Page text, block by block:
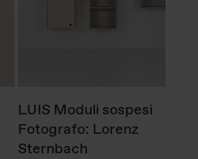
LUIS Moduli sospesi
Fotografo: Lorenz
Sternbach